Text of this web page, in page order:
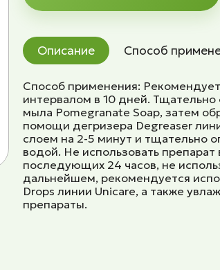
Описание Способ
Способ применения:
интервалом в 10 дней.
мыла Pomegranate Soap, затем
помощи дегризера Degreaser
слоем на 2-5 минут и тщательно
водой. Не использовать препарат
последующих 24 часов, не
дальнейшем, рекомендуется
Drops линии Unicare, а также
препараты.